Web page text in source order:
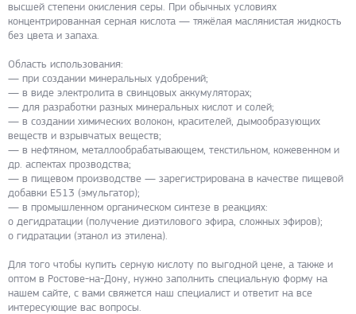
высшей степени окисления серы. При обычных условиях
концентрированная серная кислота — тяжёлая маслянистая жидкость
без цвета и запаха.
Область использования:
— при создании минеральных удобрений;
— в виде электролита в свинцовых аккумуляторах;
— для разработки разных минеральных кислот и солей;
— в создании химических волокон, красителей, дымообразующих
веществ и взрывчатых веществ;
— в нефтяном, металлообрабатывающем, текстильном, кожевенном и
др. аспектах прозводства;
— в пищевом производстве — зарегистрирована в качестве пищевой
добавки E513 (эмульгатор);
— в промышленном органическом синтезе в реакциях:
o дегидратации (получение диэтилового эфира, сложных эфиров);
o гидратации (этанол из этилена).
Для того чтобы купить серную кислоту по выгодной цене, а также и
оптом в Ростове-на-Дону, нужно заполнить специальную форму на
нашем сайте, с вами свяжется наш специалист и ответит на все
интересующие вас вопросы.